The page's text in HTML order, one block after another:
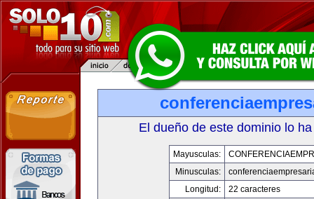
El dueño de este dominio lo
Mayusculas:
Minusculas:
Longitud:
22 caracteres